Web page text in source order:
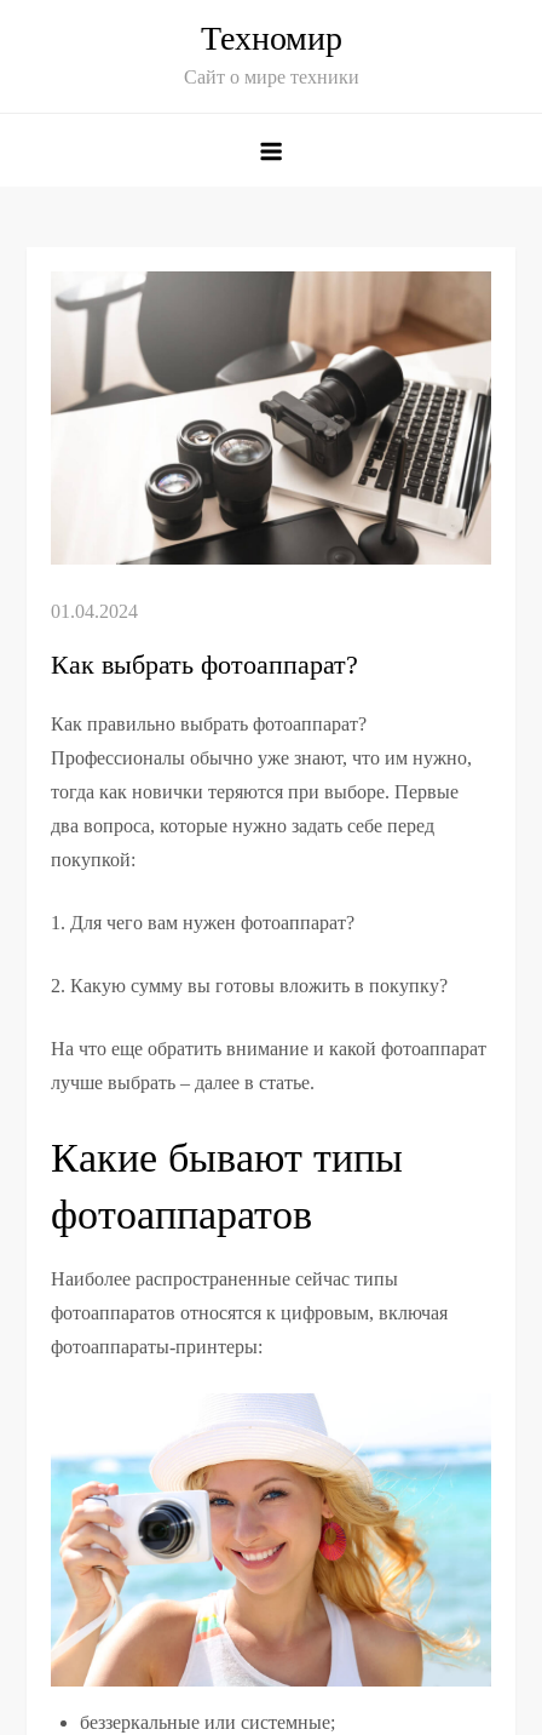
Техномир
Сайт о мире техники
Как выбрать фотоаппарат?
Как правильно выбрать фотоаппарат?
Профессионалы обычно уже знают, что им нужно,
тогда как новички теряются при выборе. Первые
два вопроса, которые нужно задать себе перед
покупкой:
1. Для чего вам нужен фотоаппарат?
2. Какую сумму вы готовы вложить в покупку?
На что еще обратить внимание и какой фотоаппарат
лучше выбрать – далее в статье.
Какие бывают типы
фотоаппаратов
Наиболее распространенные сейчас типы
фотоаппаратов относятся к цифровым, включая
фотоаппараты-принтеры:
беззеркальные или системные;